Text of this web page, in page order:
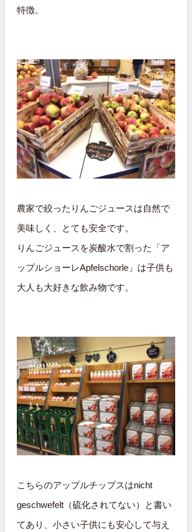
特徴。
農家で絞ったりんごジュースは自然で
美味しく、とても安全です。
りんごジュースを炭酸水で割った「ア
ップルショーレApfelschorle」は子供も
大人も大好きな飲み物です。
こちらのアップルチップスはnicht
geschwefelt（硫化されてない）と書い
てあり、小さい子供にも安心して与え